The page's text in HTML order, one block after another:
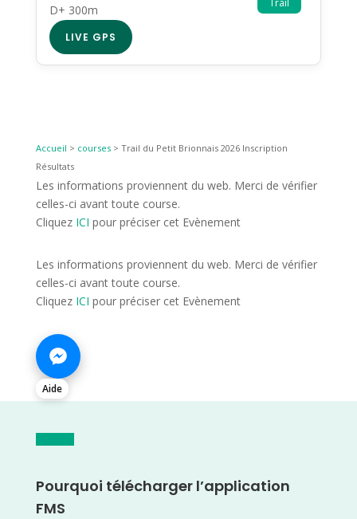
Trail
D+ 300m
LIVE GPS
Accueil > courses> Trail du Petit Brionnais 2026 Inscription
Résultats
Les informations proviennent du web. Merci de vérifier
celles-ci avant toute course.
Cliquez ICI pour préciser cet Evènement
Les informations proviennent du web. Merci de vérifier
celles-ci avant toute course.
Cliquez ICI pour préciser cet Evènement
Aide
Pourquoi télécharger l’application
FMS